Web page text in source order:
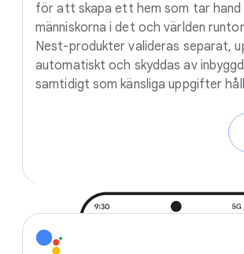
för att skapa ett hem som tar hand
människorna i det och världen
Nest-produkter valideras separat,
automatiskt och skyddas av
samtidigt som känsliga uppgifter